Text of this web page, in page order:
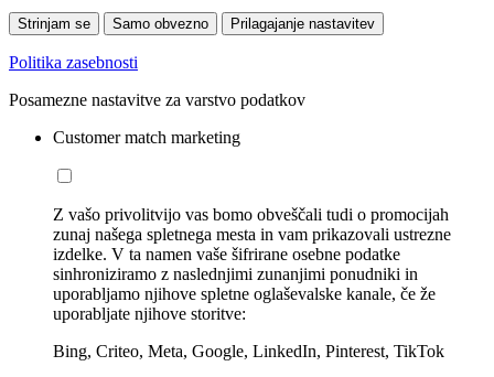
Strinjam se Samo obvezno Prilagajanje nastavitev
Politika zasebnosti
Posamezne nastavitve za varstvo podatkov
Customer match marketing
Z vašo privolitvijo vas bomo obveščali tudi o promocijah
zunaj našega spletnega mesta in vam prikazovali ustrezne
izdelke. V ta namen vaše šifrirane osebne podatke
sinhroniziramo z naslednjimi zunanjimi ponudniki in
uporabljamo njihove spletne oglaševalske kanale, če že
uporabljate njihove storitve:
Bing, Criteo, Meta, Google, LinkedIn, Pinterest, TikTok